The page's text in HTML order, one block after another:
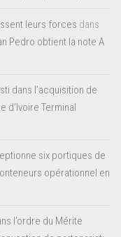
leurs forces dans
Pedro obtient la note A
dans l’acquisition de
d’Ivoire Terminal
six portiques de
opérationnel en
l’ordre du Mérite